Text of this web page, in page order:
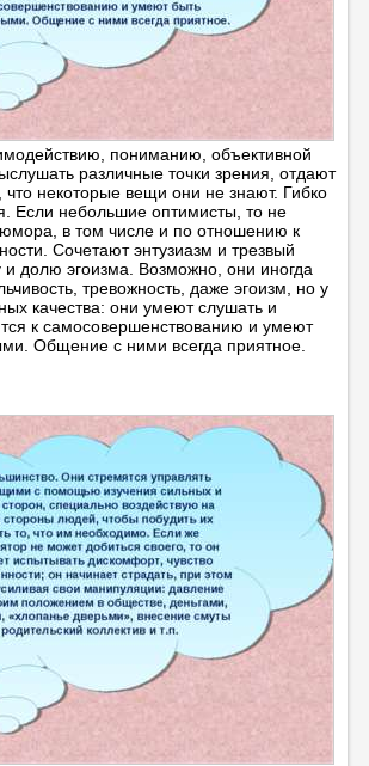
пониманию, объективной
различные точки зрения, отдают
что некоторые вещи они не знают. Гибко
Если небольшие оптимисты, то не
в том числе и по отношению к
Сочетают энтузиазм и трезвый
и долю эгоизма. Возможно, они иногда
тревожность, даже эгоизм, но у
качества: они умеют слушать и
к самосовершенствованию и умеют
Общение с ними всегда приятное.